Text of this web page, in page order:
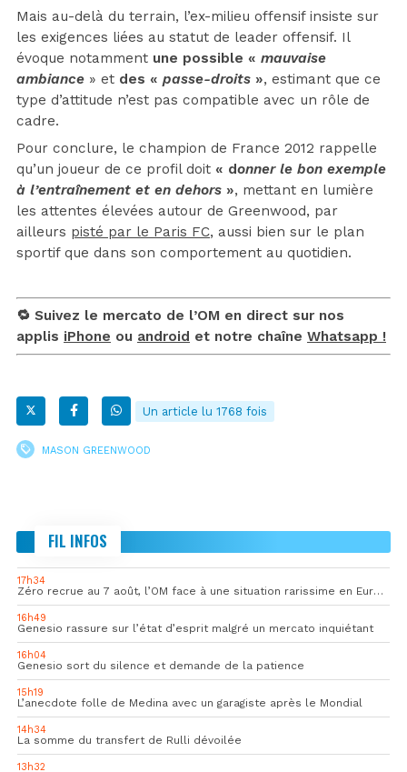
Mais au-delà du terrain, l’ex-milieu offensif insiste sur
les exigences liées au statut de leader offensif. Il
évoque notamment une possible « mauvaise
ambiance » et des « passe-droits », estimant que ce
type d’attitude n’est pas compatible avec un rôle de
cadre.
Pour conclure, le champion de France 2012 rappelle
qu’un joueur de ce profil doit « donner le bon exemple
à l’entraînement et en dehors », mettant en lumière
les attentes élevées autour de Greenwood, par
ailleurs pisté par le Paris FC, aussi bien sur le plan
sportif que dans son comportement au quotidien.
🔁 Suivez le mercato de l’OM en direct sur nos
applis iPhone ou android et notre chaîne Whatsapp !
Un article lu 1768 fois
MASON GREENWOOD
FIL INFOS
17h34
Zéro recrue au 7 août, l’OM face à une situation rarissime en Europe
16h49
Genesio rassure sur l’état d’esprit malgré un mercato inquiétant
16h04
Genesio sort du silence et demande de la patience
15h19
L’anecdote folle de Medina avec un garagiste après le Mondial
14h34
La somme du transfert de Rulli dévoilée
13h32